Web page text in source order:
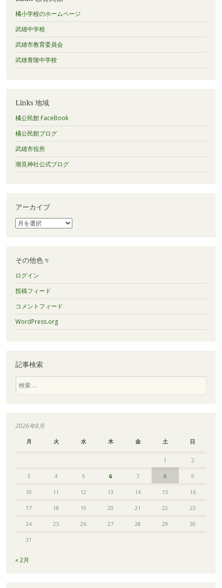
橘小学校のホームページ
武雄中学校
武雄市教育委員会
武雄青陵中学校
Links 地域
橘公民館 FaceBook
橘公民館ブログ
武雄市役所
潮見神社公式ブログ
アーカイブ
ア
ー
ブ
その他色々
ログイン
投稿フィード
コメントフィード
WordPress.org
記事検索
索
2026年8月
月 火 水 木 金 土 日
1 2
3 4 5 6 7 8 9
10 11 12 13 14 15 16
17 18 19 20 21 22 23
24 25 26 27 28 29 30
31
« 2月